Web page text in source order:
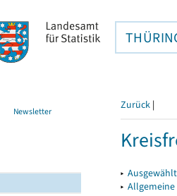
Newsletter Zurück |
▸
▸